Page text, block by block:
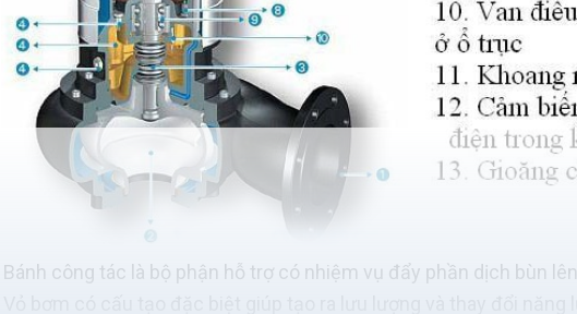
Bánh công tác là bộ phận hỗ trợ có nhiệm vụ đẩy phần dịch bùn lên.